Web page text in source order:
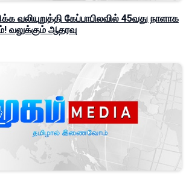
வலியுறுத்தி கேப்பாபிலவில் 45வது நாளாக
வலுக்கும் ஆதரவு